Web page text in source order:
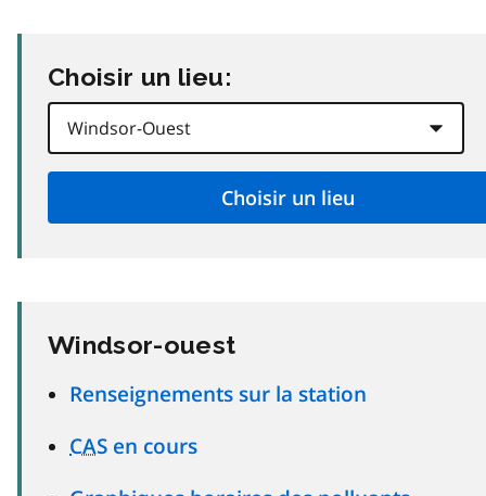
Choisir un lieu:
Windsor-ouest
Renseignements sur la station
CAS en cours